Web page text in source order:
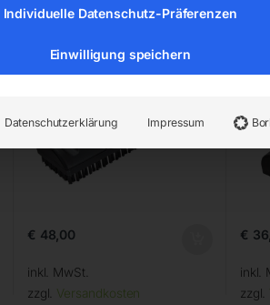
€ 48,00
inkl. MwSt.
zzgl. Versandkosten
€
inkl.
zzgl.
Individuelle Datenschutz-Präferenzen
Einwilligung speichern
Datenschutzerklärung Impressum